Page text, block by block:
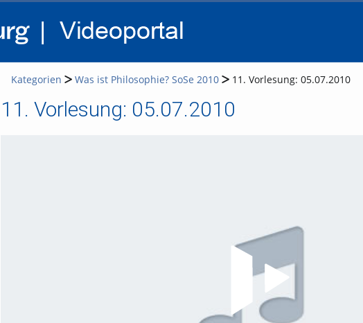
Kategorien Was ist Philosophie? SoSe 2010 11. Vorlesung: 05.07.2010
11. Vorlesung: 05.07.2010